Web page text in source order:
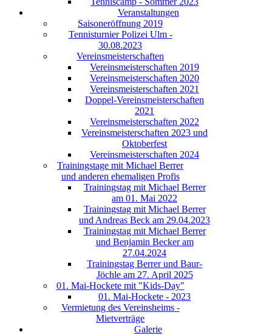
Veranstaltungen
Saisoneröffnung 2019
Tennisturnier Polizei Ulm -
30.08.2023
Vereinsmeisterschaften
Vereinsmeisterschaften 2019
Vereinsmeisterschaften 2020
Vereinsmeisterschaften 2021
Doppel-Vereinsmeisterschaften
2021
Vereinsmeisterschaften 2022
Vereinsmeisterschaften 2023 und
Oktoberfest
Vereinsmeisterschaften 2024
Trainingstage mit Michael Berrer
und anderen ehemaligen Profis
Trainingstag mit Michael Berrer
am 01. Mai 2022
Trainingstag mit Michael Berrer
und Andreas Beck am 29.04.2023
Trainingstag mit Michael Berrer
und Benjamin Becker am
27.04.2024
Trainingstag Berrer und Baur-
Jöchle am 27. April 2025
01. Mai-Hockete mit "Kids-Day"
01. Mai-Hockete - 2023
Vermietung des Vereinsheims -
Mietverträge
Galerie